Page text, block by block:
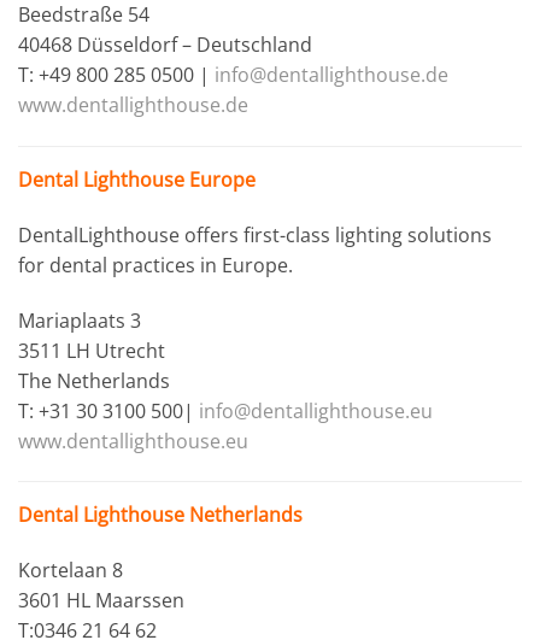
Beedstraße 54
40468 Düsseldorf – Deutschland
T: +49 800 285 0500 | info@dentallighthouse.de
www.dentallighthouse.de
Dental Lighthouse Europe
DentalLighthouse offers first-class lighting solutions
for dental practices in Europe.
Mariaplaats 3
3511 LH Utrecht
The Netherlands
T: +31 30 3100 500| info@dentallighthouse.eu
www.dentallighthouse.eu
Dental Lighthouse Netherlands
Kortelaan 8
3601 HL Maarssen
T:0346 21 64 62